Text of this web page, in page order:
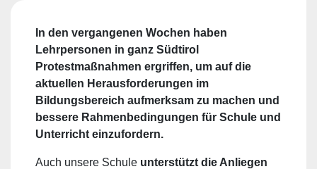
In den vergangenen Wochen haben
Lehrpersonen in ganz Südtirol
Protestmaßnahmen ergriffen, um auf die
aktuellen Herausforderungen im
Bildungsbereich aufmerksam zu machen und
bessere Rahmenbedingungen für Schule und
Unterricht einzufordern.
Auch unsere Schule unterstützt die Anliegen